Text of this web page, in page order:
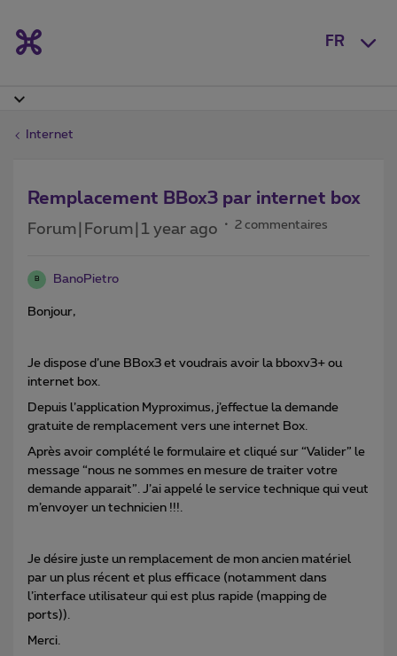
FR
Internet
Remplacement BBox3 par internet box
Forum|Forum|1 year ago 2 commentaires
B BanoPietro
Bonjour,
Je dispose d’une BBox3 et voudrais avoir la bboxv3+ ou
internet box.
Depuis l’application Myproximus, j’effectue la demande
gratuite de remplacement vers une internet Box.
Après avoir complété le formulaire et cliqué sur “Valider” le
message “nous ne sommes en mesure de traiter votre
demande apparait”. J’ai appelé le service technique qui veut
m’envoyer un technicien !!!.
Je désire juste un remplacement de mon ancien matériel
par un plus récent et plus efficace (notamment dans
l’interface utilisateur qui est plus rapide (mapping de
ports)).
Merci.